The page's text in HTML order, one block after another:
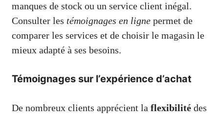
manques de stock ou un service client inégal.
Consulter les témoignages en ligne permet de
comparer les services et de choisir le magasin le
mieux adapté à ses besoins.
Témoignages sur l’expérience d’achat
De nombreux clients apprécient la flexibilité des